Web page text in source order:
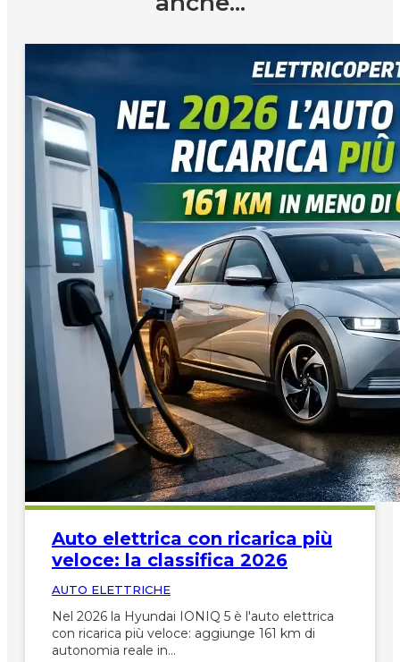
Auto elettrica con ricarica più
veloce: la classifica 2026
AUTO ELETTRICHE
Nel 2026 la Hyundai IONIQ 5 è l'auto elettrica
con ricarica più veloce: aggiunge 161 km di
autonomia reale in…